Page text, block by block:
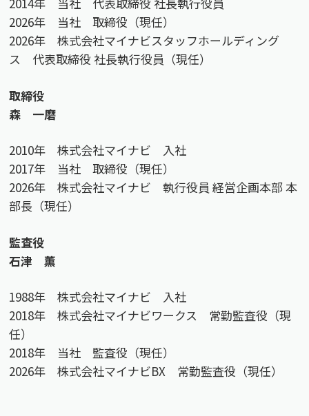
2026年 当社 取締役（現任）
2026年 株式会社マイナビスタッフホールディング
ス 代表取締役 社長執行役員（現任）
取締役
森 一磨
2010年 株式会社マイナビ 入社
2017年 当社 取締役（現任）
2026年 株式会社マイナビ 執行役員 経営企画本部 本
部長（現任）
監査役
石津 薫
1988年 株式会社マイナビ 入社
2018年 株式会社マイナビワークス 常勤監査役（現
任）
2018年 当社 監査役（現任）
2026年 株式会社マイナビBX 常勤監査役（現任）